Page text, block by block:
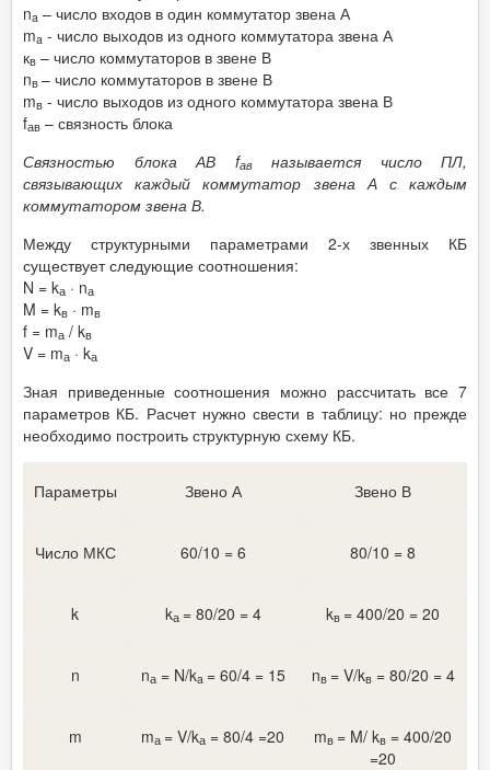
na – число входов в один коммутатор звена А
ma - число выходов из одного коммутатора звена А
кв – число коммутаторов в звене В
nв – число коммутаторов в звене В
mв - число выходов из одного коммутатора звена В
fав – связность блока
Связностью блока АВ fавназывается число ПЛ,
связывающих каждый коммутатор звена А с каждым
коммутатором звена В.
Между структурными параметрами 2-х звенных КБ
существует следующие соотношения:
N = kа · nа
M = kв · mв
f = mа / kв
V = mа · kа
Зная приведенные соотношения можно рассчитать все 7
параметров КБ. Расчет нужно свести в таблицу: но прежде
необходимо построить структурную схему КБ.
Параметры Звено А Звено В
Число МКС 60/10 = 6 80/10 = 8
k kа = 80/20 = 4 kв = 400/20 = 20
n nа= N/ka = 60/4 = 15 nв = V/kв = 80/20 = 4
m mа = V/kа = 80/4 =20 mв = M/ kв = 400/20
=20